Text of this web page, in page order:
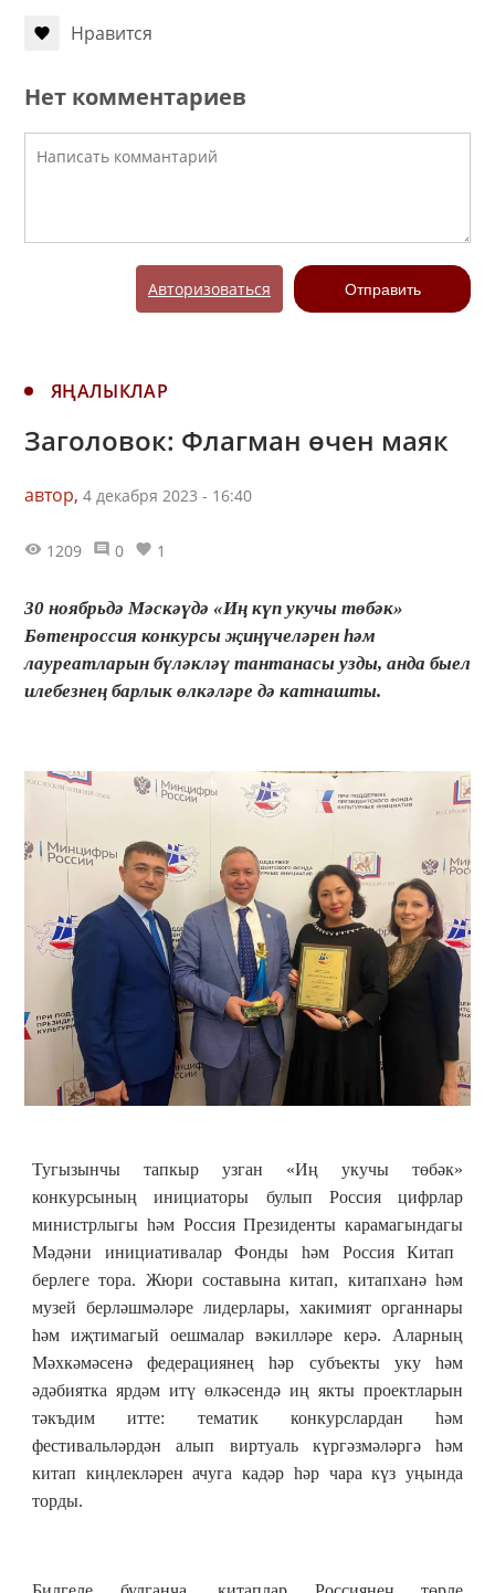
Нравится
Нет комментариев
Авторизоваться Отправить
ЯҢАЛЫКЛАР
Заголовок: Флагман өчен маяк
автор, 4 декабря 2023 - 16:40
1209 0 1
30 ноябрьдә Мәскәүдә «Иң күп укучы төбәк»
Бөтенроссия конкурсы җиңүчеләрен һәм
лауреатларын бүләкләү тантанасы узды, анда быел
илебезнең барлык өлкәләре дә катнашты.
Тугызынчы тапкыр узган «Иң укучы төбәк»
конкурсының инициаторы булып Россия цифрлар
министрлыгы һәмРоссия Президенты карамагындагы
Мәдәни инициативалар Фонды һәм РоссияКитап
берлеге тора. Жюри составына китап, китапханә һәм
музей берләшмәләре лидерлары, хакимият органнары
һәм иҗтимагый оешмалар вәкилләре керә. Аларның
Мәхкәмәсенә федерациянең һәр субъекты уку һәм
әдәбиятка ярдәм итү өлкәсендә иң якты проектларын
тәкъдим итте: тематик конкурслардан һәм
фестивальләрдән алып виртуаль күргәзмәләргә һәм
китап киңлекләрен ачуга кадәр һәр чара күз уңында
торды.